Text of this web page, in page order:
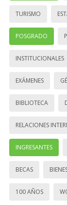
TURISMO
POSGRADO
INSTITUCIONALES
EXÁMENES
BIBLIOTECA
RELACIONES
INGRESANTES
BECAS
100 AÑOS